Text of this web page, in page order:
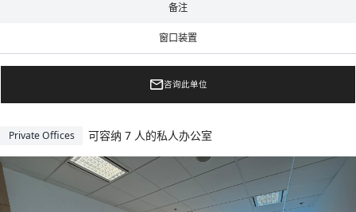
备注
窗口装置
咨询此单位
Private Offices 可容纳 7 人的私人办公室